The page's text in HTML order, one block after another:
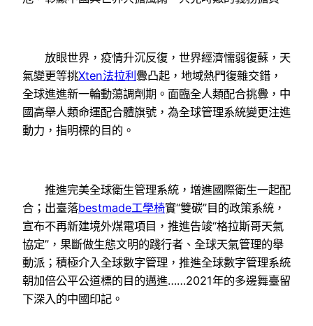
放眼世界，疫情升沉反復，世界經濟懦弱復蘇，天
氣變更等挑Xten法拉利釁凸起，地域熱門復雜交錯，
全球進進新一輪動蕩調劑期。面臨全人類配合挑釁，中
國高舉人類命運配合體旗號，為全球管理系統變更注進
動力，指明標的目的。
推進完美全球衛生管理系統，增進國際衛生一起配
合；出臺落bestmade工學椅實“雙碳”目的政策系統，
宣布不再新建境外煤電項目，推進告竣“格拉斯哥天氣
協定”，果斷做生態文明的踐行者、全球天氣管理的舉
動派；積極介入全球數字管理，推進全球數字管理系統
朝加倍公平公道標的目的邁進……2021年的多邊舞臺留
下深入的中國印記。